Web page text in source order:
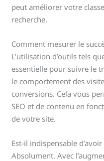
peut améliorer votre
recherche.
Comment mesurer le
L’utilisation d’outils tels
essentielle pour suivre le
le comportement des
conversions. Cela vous
SEO et de contenu en
de votre site.
Est-il indispensable
Absolument. Avec